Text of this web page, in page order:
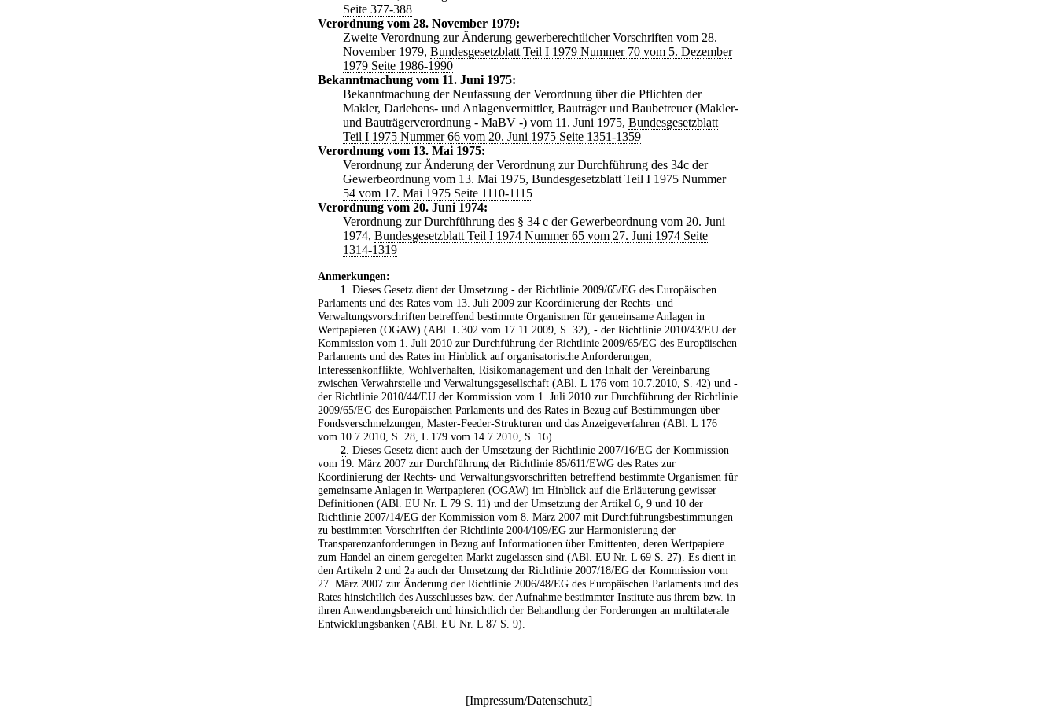
Seite 377-388
Verordnung vom 28. November 1979:
Zweite Verordnung zur Änderung gewerberechtlicher Vorschriften vom 28.
November 1979, Bundesgesetzblatt Teil I 1979 Nummer 70 vom 5. Dezember
1979 Seite 1986-1990
Bekanntmachung vom 11. Juni 1975:
Bekanntmachung der Neufassung der Verordnung über die Pflichten der
Makler, Darlehens- und Anlagenvermittler, Bauträger und Baubetreuer (Makler-
und Bauträgerverordnung - MaBV -) vom 11. Juni 1975, Bundesgesetzblatt
Teil I 1975 Nummer 66 vom 20. Juni 1975 Seite 1351-1359
Verordnung vom 13. Mai 1975:
Verordnung zur Änderung der Verordnung zur Durchführung des 34c der
Gewerbeordnung vom 13. Mai 1975, Bundesgesetzblatt Teil I 1975 Nummer
54 vom 17. Mai 1975 Seite 1110-1115
Verordnung vom 20. Juni 1974:
Verordnung zur Durchführung des § 34 c der Gewerbeordnung vom 20. Juni
1974, Bundesgesetzblatt Teil I 1974 Nummer 65 vom 27. Juni 1974 Seite
1314-1319
Anmerkungen:
1
. Dieses Gesetz dient der Umsetzung - der Richtlinie 2009/65/EG des Europäischen
Parlaments und des Rates vom 13. Juli 2009 zur Koordinierung der Rechts- und
Verwaltungsvorschriften betreffend bestimmte Organismen für gemeinsame Anlagen in
Wertpapieren (OGAW) (ABl. L 302 vom 17.11.2009, S. 32), - der Richtlinie 2010/43/EU der
Kommission vom 1. Juli 2010 zur Durchführung der Richtlinie 2009/65/EG des Europäischen
Parlaments und des Rates im Hinblick auf organisatorische Anforderungen,
Interessenkonflikte, Wohlverhalten, Risikomanagement und den Inhalt der Vereinbarung
zwischen Verwahrstelle und Verwaltungsgesellschaft (ABl. L 176 vom 10.7.2010, S. 42) und -
der Richtlinie 2010/44/EU der Kommission vom 1. Juli 2010 zur Durchführung der Richtlinie
2009/65/EG des Europäischen Parlaments und des Rates in Bezug auf Bestimmungen über
Fondsverschmelzungen, Master-Feeder-Strukturen und das Anzeigeverfahren (ABl. L 176
vom 10.7.2010, S. 28, L 179 vom 14.7.2010, S. 16).
2. Dieses Gesetz dient auch der Umsetzung der Richtlinie 2007/16/EG der Kommission
vom 19. März 2007 zur Durchführung der Richtlinie 85/611/EWG des Rates zur
Koordinierung der Rechts- und Verwaltungsvorschriften betreffend bestimmte Organismen für
gemeinsame Anlagen in Wertpapieren (OGAW) im Hinblick auf die Erläuterung gewisser
Definitionen (ABl. EU Nr. L 79 S. 11) und der Umsetzung der Artikel 6, 9 und 10 der
Richtlinie 2007/14/EG der Kommission vom 8. März 2007 mit Durchführungsbestimmungen
zu bestimmten Vorschriften der Richtlinie 2004/109/EG zur Harmonisierung der
Transparenzanforderungen in Bezug auf Informationen über Emittenten, deren Wertpapiere
zum Handel an einem geregelten Markt zugelassen sind (ABl. EU Nr. L 69 S. 27). Es dient in
den Artikeln 2 und 2a auch der Umsetzung der Richtlinie 2007/18/EG der Kommission vom
27. März 2007 zur Änderung der Richtlinie 2006/48/EG des Europäischen Parlaments und des
Rates hinsichtlich des Ausschlusses bzw. der Aufnahme bestimmter Institute aus ihrem bzw. in
ihren Anwendungsbereich und hinsichtlich der Behandlung der Forderungen an multilaterale
Entwicklungsbanken (ABl. EU Nr. L 87 S. 9).
[Impressum/Datenschutz]